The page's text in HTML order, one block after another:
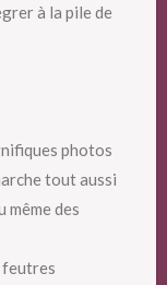
à la pile de
photos
tout aussi
même des
feutres